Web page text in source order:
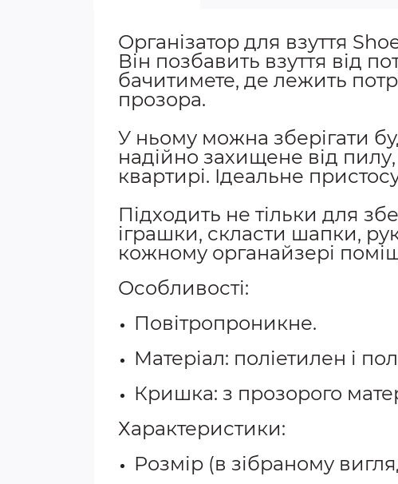
Організатор для взуття
Він позбавить взуття від
бачитимете, де лежить
прозора.
У ньому можна зберігати
надійно захищене від
квартирі. Ідеальне
Підходить не тільки для
іграшки, скласти шапки,
кожному органайзері
Особливості:
Повітропроникне.
Матеріал: поліетилен і
Кришка: з прозорого
Характеристики:
Розмір (в зібраному